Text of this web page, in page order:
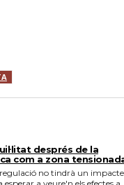
després de la
com a zona
no tindrà un impacte